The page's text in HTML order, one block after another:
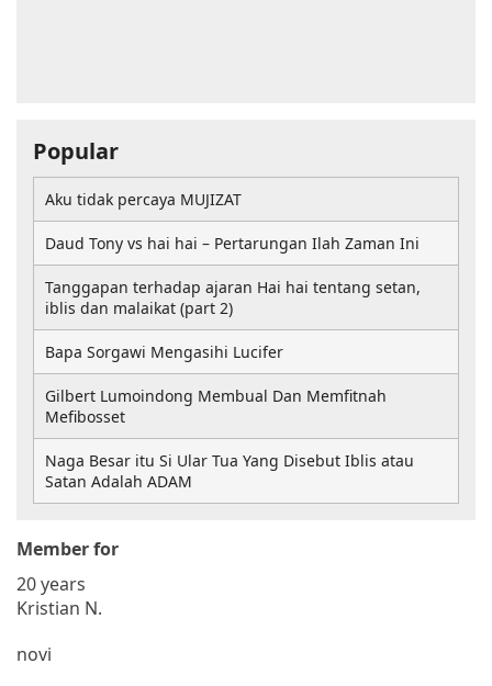
Member for
20 years
Kristian N.
novi
Popular
Aku tidak percaya MUJIZAT
Daud Tony vs hai hai – Pertarungan Ilah Zaman Ini
Tanggapan terhadap ajaran Hai hai tentang setan,
iblis dan malaikat (part 2)
Bapa Sorgawi Mengasihi Lucifer
Gilbert Lumoindong Membual Dan Memfitnah
Mefibosset
Naga Besar itu Si Ular Tua Yang Disebut Iblis atau
Satan Adalah ADAM